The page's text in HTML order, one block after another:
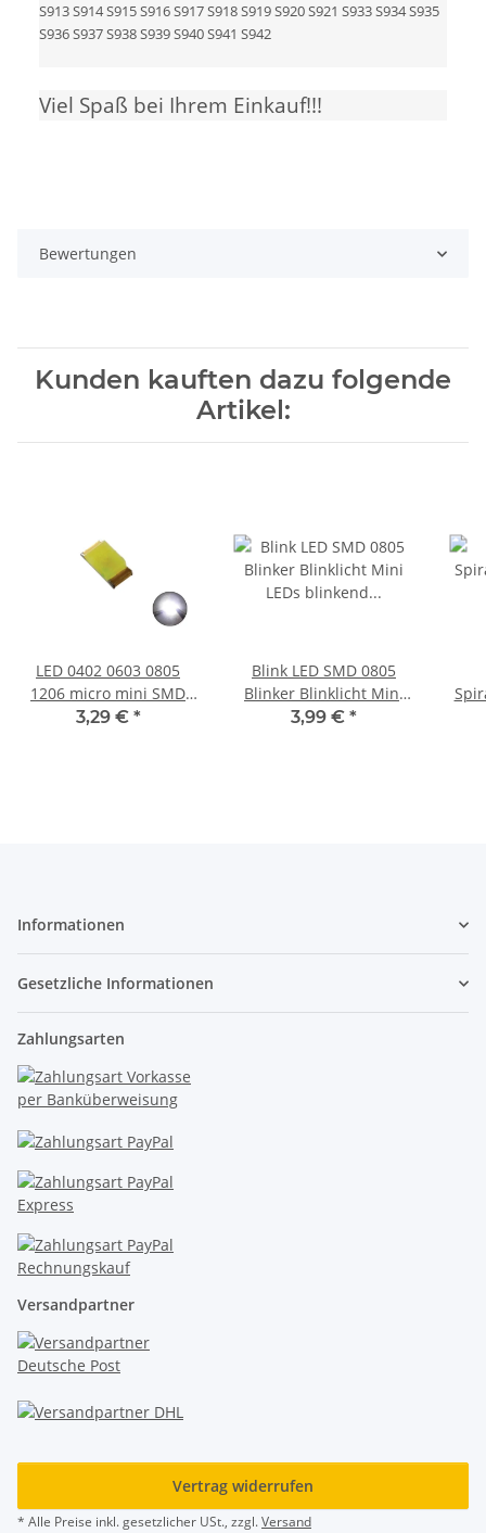
S913 S914 S915 S916 S917 S918 S919 S920 S921 S933 S934 S935
S936 S937 S938 S939 S940 S941 S942
Viel Spaß bei Ihrem Einkauf!!!
Bewertungen
Kunden kauften dazu folgende
Artikel:
LED 0402 0603 0805
1206 micro mini SMD
LEDs 10 20 50 100 Stück
3,29 € *
Blink LED SMD 0805
Blinker Blinklicht Mini
LEDs blinkend 1,5Hz (90x
3,99 € *
Informationen
Gesetzliche Informationen
Zahlungsarten
Versandpartner
Vertrag widerrufen
* Alle Preise inkl. gesetzlicher USt., zzgl.Versand